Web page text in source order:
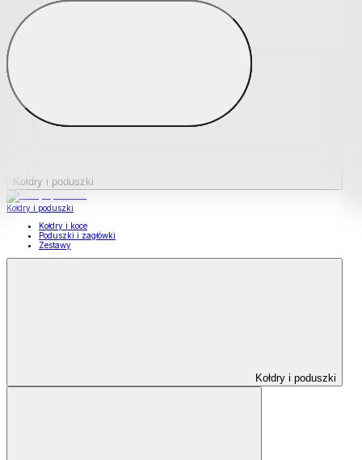
Podkładki na materace
Materace nawierzchniowe
Kołdry i poduszki
Kołdry i poduszki
Kołdry i koce
Poduszki i zagłówki
Zestawy
Kołdry i poduszki